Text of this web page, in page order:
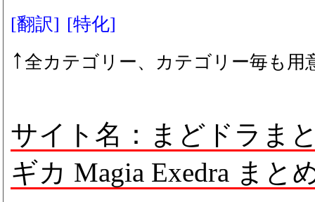
[翻訳] [特化]
↑全カテゴリー、カテゴリー毎も用
サイト名：まどドラ
ギカ Magia Exedra まと